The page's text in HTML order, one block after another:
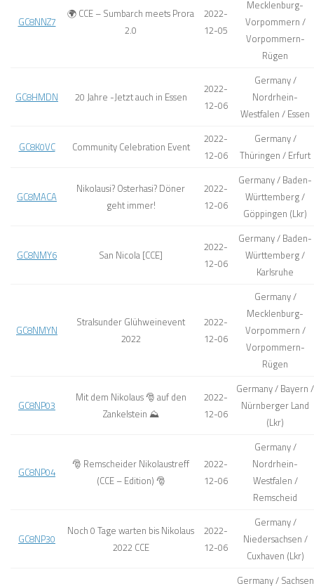
GC8NNZ7
🌍 CCE – Sumbarch meets Prora
2.0
2022-
12-05
Mecklenburg-
Vorpommern /
Vorpommern-
Rügen
GC8HMDN 20 Jahre -Jetzt auch in Essen
2022-
12-06
Germany /
Nordrhein-
Westfalen / Essen
GC8K0VC Community Celebration Event
2022-
12-06
Germany /
Thüringen / Erfurt
GC8MACA
Nikolausi? Osterhasi? Döner
geht immer!
2022-
12-06
Germany / Baden-
Württemberg /
Göppingen (Lkr)
GC8NMY6 San Nicola [CCE]
2022-
12-06
Germany / Baden-
Württemberg /
Karlsruhe
GC8NMYN
Stralsunder Glühweinevent
2022
2022-
12-06
Germany /
Mecklenburg-
Vorpommern /
Vorpommern-
Rügen
GC8NP03
Mit dem Nikolaus 🎅 auf den
Zankelstein ⛰️
2022-
12-06
Germany / Bayern /
Nürnberger Land
(Lkr)
GC8NP04
🎅 Remscheider Nikolaustreff
(CCE – Edition) 🎅
2022-
12-06
Germany /
Nordrhein-
Westfalen /
Remscheid
GC8NP30
Noch 0 Tage warten bis Nikolaus
2022 CCE
2022-
12-06
Germany /
Niedersachsen /
Cuxhaven (Lkr)
Germany / Sachsen